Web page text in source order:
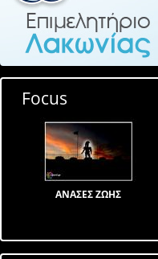
Focus
ΑΝΑΣΕΣ ΖΩΗΣ